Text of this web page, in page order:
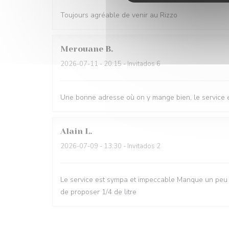
Toujours agréable de venir au Rizzo
Merouane B
2026-07-11 - 20:15 - Invitados 6
Une bonne adresse où on y mange bien, le
Alain L
2026-07-09 - 13:30 - Invitados 2
Le service est sympa et impeccable Manque un
de proposer 1/4 de litre